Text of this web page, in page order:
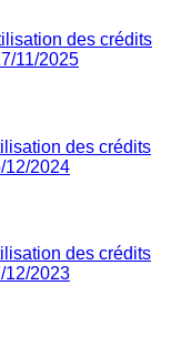
des crédits
11/2025
des crédits
12/2024
des crédits
12/2023